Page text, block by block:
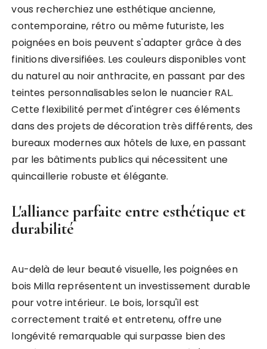
vous recherchiez une esthétique ancienne,
contemporaine, rétro ou même futuriste, les
poignées en bois peuvent s'adapter grâce à des
finitions diversifiées. Les couleurs disponibles vont
du naturel au noir anthracite, en passant par des
teintes personnalisables selon le nuancier RAL.
Cette flexibilité permet d'intégrer ces éléments
dans des projets de décoration très différents, des
bureaux modernes aux hôtels de luxe, en passant
par les bâtiments publics qui nécessitent une
quincaillerie robuste et élégante.
L'alliance parfaite entre esthétique et
durabilité
Au-delà de leur beauté visuelle, les poignées en
bois Milla représentent un investissement durable
pour votre intérieur. Le bois, lorsqu'il est
correctement traité et entretenu, offre une
longévité remarquable qui surpasse bien des